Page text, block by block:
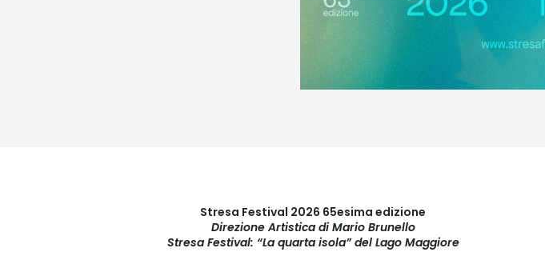
Stresa Festival 2026 65esima edizione
Direzione Artistica di Mario Brunello
Stresa Festival: “La quarta isola” del Lago Maggiore